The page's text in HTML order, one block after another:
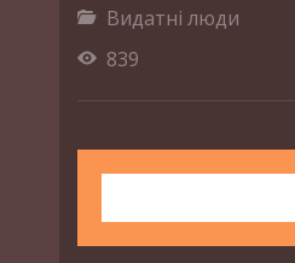
Видатні люди
839